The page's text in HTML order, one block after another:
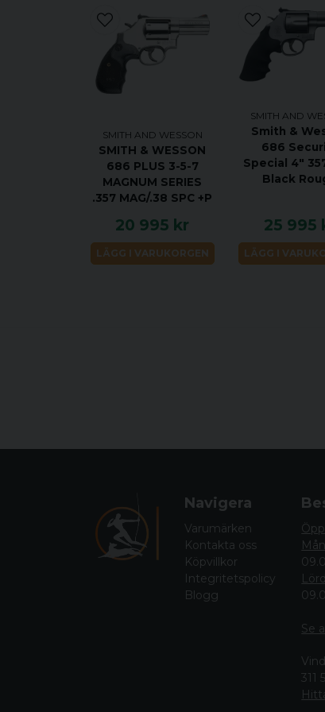
SMITH AND WESSON
SMITH & WESSON
686 PLUS 3-5-7
MAGNUM SERIES
.357 MAG/.38 SPC +P
20 995 kr
LÄGG I VARUKORGEN
SMITH AND
Smith &
686
Special 4"
Black
25 995
LÄGG I
Navigera
Varumärken
Kontakta oss
Köpvillkor
Integritetspolicy
Blogg
Se
311